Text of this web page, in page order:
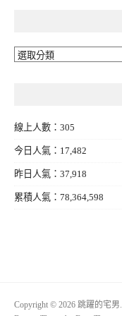
分
線上人數：305
今日人氣：17,482
昨日人氣：37,918
累積人氣：78,364,598
Copyright © 2026 跳躍的宅男